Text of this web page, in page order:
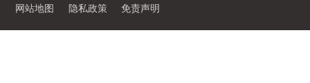
网站地图
隐私政策 免责声明